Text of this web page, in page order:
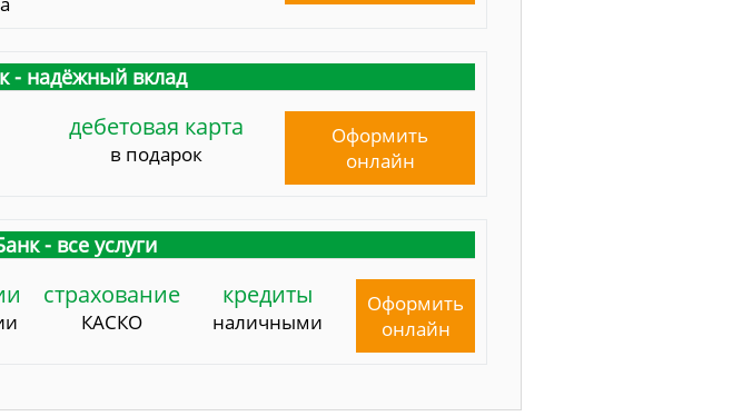
- надёжный вклад
дебетовая карта
в подарок
Оформить
онлайн
- все услуги
страхование
КАСКО
кредиты
наличными
Оформить
онлайн